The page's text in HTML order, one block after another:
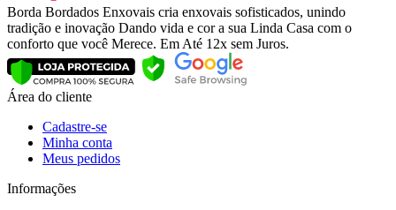
Borda Bordados Enxovais cria enxovais sofisticados, unindo
tradição e inovação Dando vida e cor a sua Linda Casa com o
conforto que você Merece. Em Até 12x sem Juros.
Área do cliente
Cadastre-se
Minha conta
Meus pedidos
Informações